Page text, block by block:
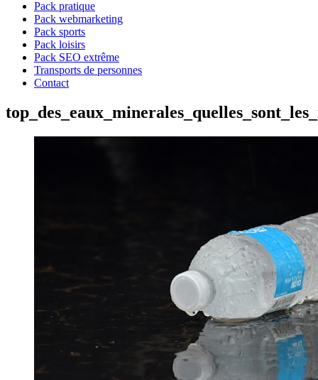
Pack pratique
Pack webmarketing
Pack sports
Pack loisirs
Pack SEO extrême
Transports de personnes
Contact